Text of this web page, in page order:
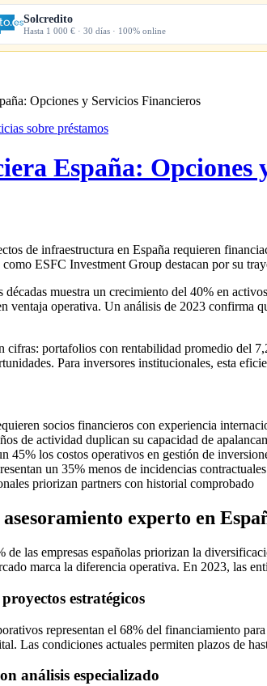
Solcredito
Hasta 1 000 € · 30 días · 100% online
Opciones y Servicios Financieros
sobre préstamos
España: Opciones
de infraestructura en España requieren
ESFC Investment Group destacan por su
muestra un crecimiento del 40% en
ventaja operativa. Un análisis de 2023 confirma
cifras: portafolios con rentabilidad promedio del
Para inversores institucionales, esta
socios financieros con experiencia
de actividad duplican su capacidad de
45% los costos operativos en gestión de
un 35% menos de incidencias contractuales
priorizan partners con historial comprobado
experto en
de las empresas españolas priorizan la
marca la diferencia operativa. En 2023, las
estratégicos
representan el 68% del financiamiento
Las condiciones actuales permiten plazos de
análisis especializado